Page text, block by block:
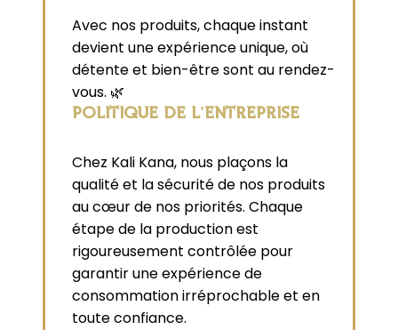
Avec nos produits, chaque instant
devient une expérience unique, où
détente et bien-être sont au rendez-
vous. 🌿
POLITIQUE DE L'ENTREPRISE
Chez Kali Kana, nous plaçons la
qualité et la sécurité de nos produits
au cœur de nos priorités. Chaque
étape de la production est
rigoureusement contrôlée pour
garantir une expérience de
consommation irréprochable et en
toute confiance.